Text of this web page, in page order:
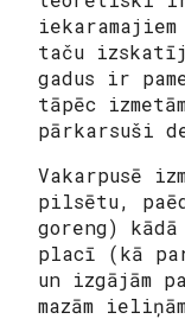
taču
gadus ir
tāpēc
pārkarsuši
Vakarpusē
pilsētu,
goreng)
placī (kā
un izgājām
mazām